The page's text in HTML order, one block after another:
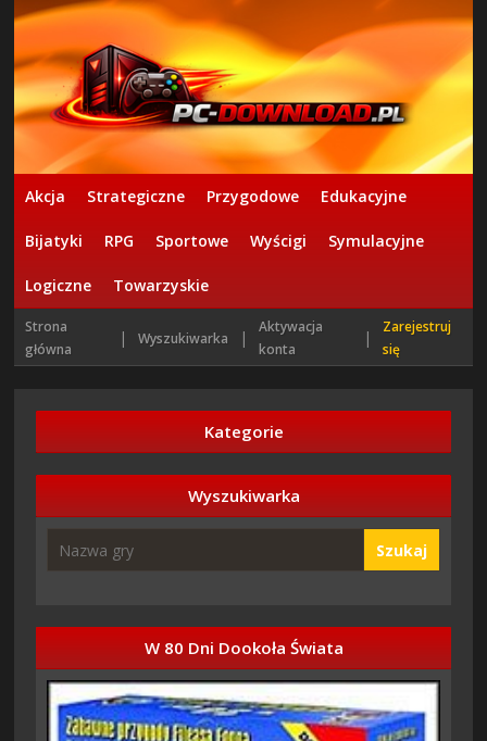
Akcja Strategiczne Przygodowe Edukacyjne
Bijatyki RPG Sportowe Wyścigi Symulacyjne
Logiczne Towarzyskie
Strona
główna
| Wyszukiwarka |
Aktywacja
konta
|
Zarejestruj
się
Kategorie
Wyszukiwarka
Szukaj
W 80 Dni Dookoła Świata